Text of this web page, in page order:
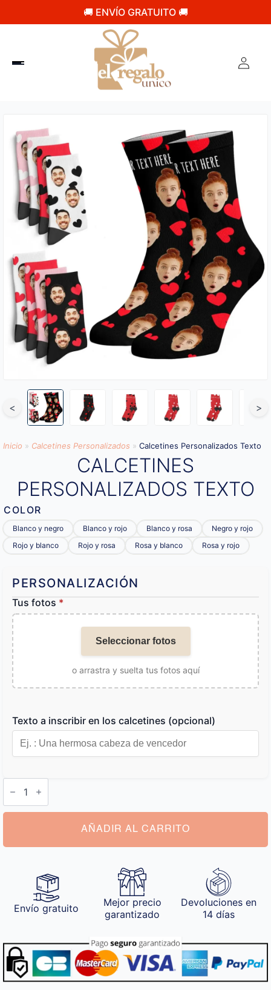
🚚 ENVÍO GRATUITO 🚚
< >
Inicio » Calcetines Personalizados » Calcetines Personalizados Texto
CALCETINES
PERSONALIZADOS TEXTO
COLOR
Blanco y negro Blanco y rojo Blanco y rosa
Negro y rojo
Rojo y blanco
Rojo y rosa Rosa y blanco Rosa y rojo
PERSONALIZACIÓN
Tus fotos *
Seleccionar fotos
o arrastra y suelta tus fotos aquí
Texto a inscribir en los calcetines (opcional)
Calcetines
Personalizados
Texto
cantidad
AÑADIR AL CARRITO
Envío gratuito
Mejor precio
garantizado
Devoluciones en
14 días